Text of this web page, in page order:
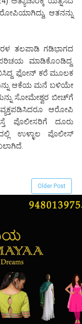
ಆತನನ್ನು
ತಲಪಾಡಿ ಗಡಿಭಾಗದ
ಪರಿಚಯ ಮಾಡಿಕೊಂಡಿದ್ದ.
ಫೋನ್ ಕರೆ ಮೂಲಕ
ಆಕೆಯ ಮನೆ ಬಳಿಯೇ
ಸೋಮೇಶ್ವರ ಬೀಚ್‌ಗೆ
ಆರೋಪಿ
ಪೊಲೀಸರಿಗೆ ದೂರು
ಉಳ್ಳಾಲ ಪೊಲೀಸ್
Older Post